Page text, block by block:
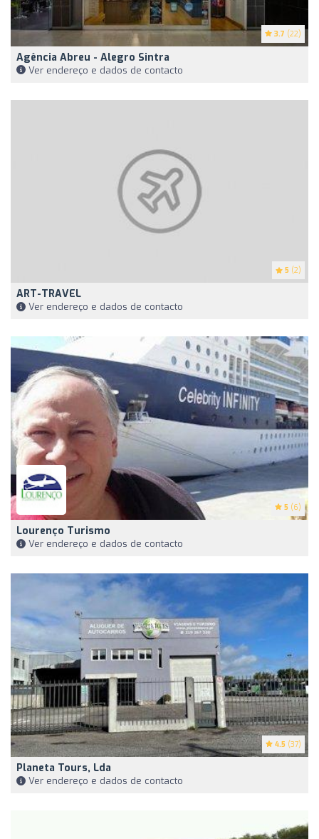
3.7 (22)
Agência Abreu - Alegro Sintra
Ver endereço e dados de contacto
5 (2)
ART-TRAVEL
Ver endereço e dados de contacto
5 (6)
Lourenço Turismo
Ver endereço e dados de contacto
4.5 (37)
Planeta Tours, Lda
Ver endereço e dados de contacto